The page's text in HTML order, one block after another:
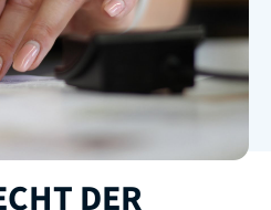
DER